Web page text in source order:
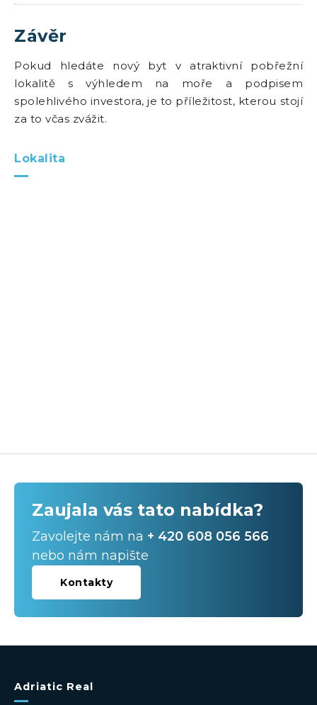
Závěr
Pokud hledáte nový byt v atraktivní pobřežní
lokalitě s výhledem na moře a podpisem
spolehlivého investora, je to příležitost, kterou stojí
za to včas zvážit.
Lokalita
Zaujala vás tato nabídka?
Zavolejte nám na + 420 608 056 566
nebo nám napište
Kontakty
Adriatic Real